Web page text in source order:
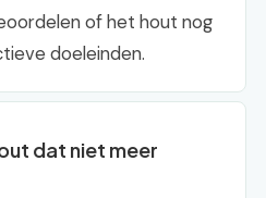
of het hout nog
doeleinden.
dat niet meer